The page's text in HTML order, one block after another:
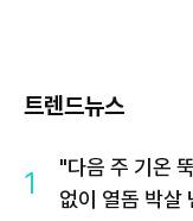
트렌드뉴스
1
"다음 주 기온
없이 열돔 박살